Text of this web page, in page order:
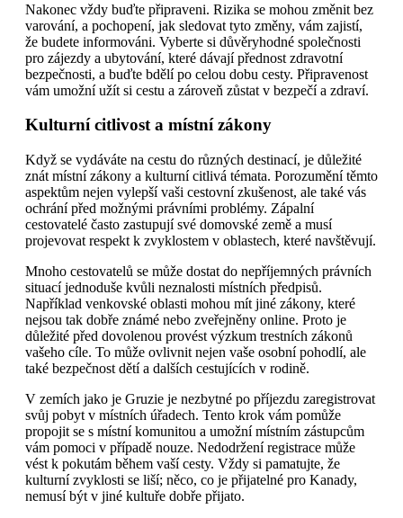
Nakonec vždy buďte připraveni. Rizika se mohou změnit bez
varování, a pochopení, jak sledovat tyto změny, vám zajistí,
že budete informováni. Vyberte si důvěryhodné společnosti
pro zájezdy a ubytování, které dávají přednost zdravotní
bezpečnosti, a buďte bdělí po celou dobu cesty. Připravenost
vám umožní užít si cestu a zároveň zůstat v bezpečí a zdraví.
Kulturní citlivost a místní zákony
Když se vydáváte na cestu do různých destinací, je důležité
znát místní zákony a kulturní citlivá témata. Porozumění těmto
aspektům nejen vylepší vaši cestovní zkušenost, ale také vás
ochrání před možnými právními problémy. Zápalní
cestovatelé často zastupují své domovské země a musí
projevovat respekt k zvyklostem v oblastech, které navštěvují.
Mnoho cestovatelů se může dostat do nepříjemných právních
situací jednoduše kvůli neznalosti místních předpisů.
Například venkovské oblasti mohou mít jiné zákony, které
nejsou tak dobře známé nebo zveřejněny online. Proto je
důležité před dovolenou provést výzkum trestních zákonů
vašeho cíle. To může ovlivnit nejen vaše osobní pohodlí, ale
také bezpečnost dětí a dalších cestujících v rodině.
V zemích jako je Gruzie je nezbytné po příjezdu zaregistrovat
svůj pobyt v místních úřadech. Tento krok vám pomůže
propojit se s místní komunitou a umožní místním zástupcům
vám pomoci v případě nouze. Nedodržení registrace může
vést k pokutám během vaší cesty. Vždy si pamatujte, že
kulturní zvyklosti se liší; něco, co je přijatelné pro Kanady,
nemusí být v jiné kultuře dobře přijato.